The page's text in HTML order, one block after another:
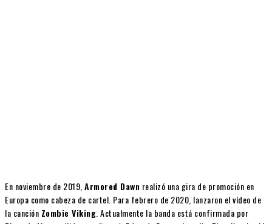
En noviembre de 2019, Armored Dawn realizó una gira de promoción en
Europa como cabeza de cartel. Para febrero de 2020, lanzaron el vídeo de
la canción Zombie Viking . Actualmente la banda está confirmada por